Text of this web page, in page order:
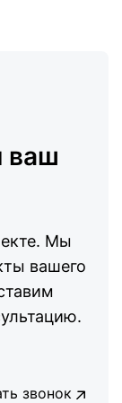
ваш
Мы
вашего
звонок